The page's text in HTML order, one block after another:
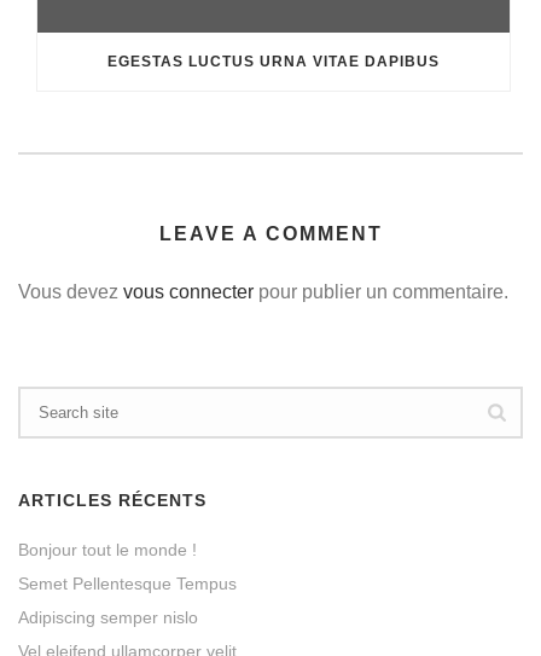
EGESTAS LUCTUS URNA VITAE DAPIBUS
LEAVE A COMMENT
Vous devez vous connecter pour publier un commentaire.
ARTICLES RÉCENTS
Bonjour tout le monde !
Semet Pellentesque Tempus
Adipiscing semper nislo
Vel eleifend ullamcorper velit